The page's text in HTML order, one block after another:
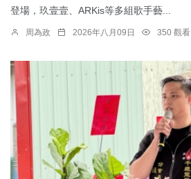
登場，玖壹壹、ARKis等多組歌手藝...
周為政 2026年八月09日 350 觀看